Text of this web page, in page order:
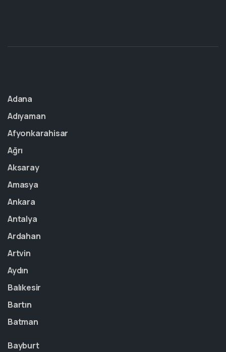
Adana
Adıyaman
Afyonkarahisar
Ağrı
Aksaray
Amasya
Ankara
Antalya
Ardahan
Artvin
Aydın
Balıkesir
Bartın
Batman
Bayburt